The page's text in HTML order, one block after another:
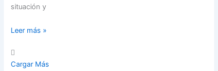
situación y
Leer más »
Cargar Más